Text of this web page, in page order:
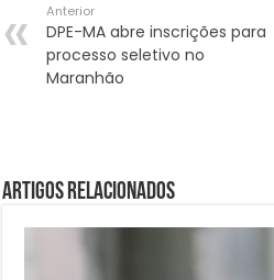
Anterior
DPE-MA abre inscrições para
processo seletivo no
Maranhão
Artigos Relacionados